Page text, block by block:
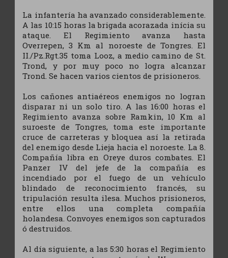
La infantería ha avanzado considerablemente.
A las 10:15 horas la brigada acorazada inícia su
ataque. El Regimiento avanza hasta
Overrepen, 3 Km al noroeste de Tongres. El
II./Pz.Rgt.35 toma Looz, a medio camino de St.
Trond, y por muy poco no logra alcanzar
Trond. Se hacen varios cientos de prisioneros.
Los cañones antiaéreos enemigos no logran
disparar ni un solo tiro. A las 16:00 horas el
Regimiento avanza sobre Ramkin, 10 Km al
suroeste de Tongres, toma este importante
cruce de carreteras y bloquea así la retirada
del enemigo desde Lieja hacia el noroeste. La 8.
Compañía libra en Oreye duros combates. El
Panzer IV del jefe de la compañía es
incendiado por el fuego de un vehículo
blindado de reconocimiento francés, su
tripulación resulta ilesa. Muchos prisioneros,
entre ellos una completa compañía
holandesa. Convoyes enemigos son capturados
ó destruidos.
Al día siguiente, a las 5:30 horas el Regimiento